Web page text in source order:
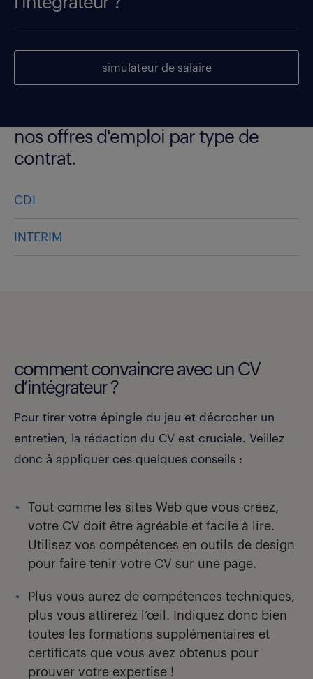
simulateur de salaire
nos offres d'emploi par type de
contrat.
CDI
INTERIM
comment convaincre avec un CV
d’intégrateur ?
Pour tirer votre épingle du jeu et décrocher un
entretien, la rédaction du CV est cruciale. Veillez
donc à appliquer ces quelques conseils :
Tout comme les sites Web que vous créez,
votre CV doit être agréable et facile à lire.
Utilisez vos compétences en outils de design
pour faire tenir votre CV sur une page.
Plus vous aurez de compétences techniques,
plus vous attirerez l’œil. Indiquez donc bien
toutes les formations supplémentaires et
certificats que vous avez obtenus pour
prouver votre expertise !